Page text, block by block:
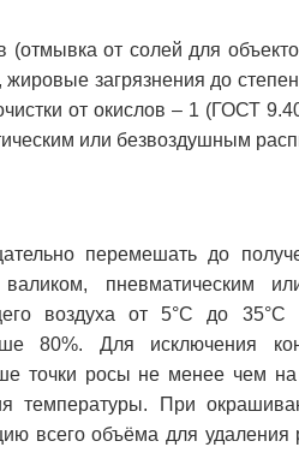
(отмывка от солей для
загрязнения до
от окислов – 1 (ГОСТ
или безвоздушным
перемешать до
пневматическим
воздуха от 5°C до 35°С
80%. Для исключения
точки росы не менее чем
температуры. При
всего объёма для удаления